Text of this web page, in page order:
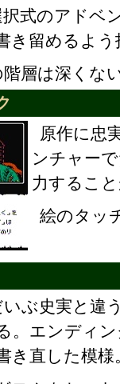
式のアドベ
き留めるよう
層は深くな
原作に忠
ンチャー
力するこ
絵のタッ
ぶ史実と違
。エンディ
き直した模様